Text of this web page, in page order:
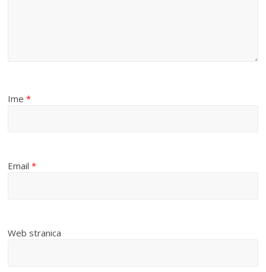
Ime*
Email*
Web stranica